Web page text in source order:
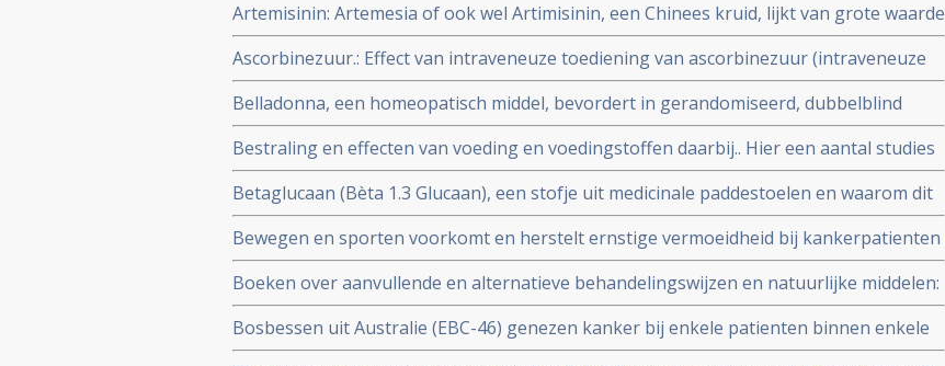
Artemisinin: Artemesia of ook wel Artimisinin, een Chinees kruid, lijkt van grote waarde
in een behandeling van kanker. Vooral bij hormoongevoelige kankersoorten.
Ascorbinezuur.: Effect van intraveneuze toediening van ascorbinezuur (intraveneuze
injecties met vitamine C) als aanvulling in kankerbehandeling lijkt veelbelovend
Belladonna, een homeopatisch middel, bevordert in gerandomiseerd, dubbelblind
onderzoek herstel van bijwerkingen van bestraling.
Bestraling en effecten van voeding en voedingstoffen daarbij.. Hier een aantal studies
en artikelen bij elkaar gezet over dit onderwerp.
Betaglucaan (Bèta 1.3 Glucaan), een stofje uit medicinale paddestoelen en waarom dit
natuurlijke middel zo bijzonder is in een behandeling van kanker. Lees hier naast
informatie wat Betaglucaan is ook enkele studies over en met Betaglucaan.
Bewegen en sporten voorkomt en herstelt ernstige vermoeidheid bij kankerpatienten
blijkt uit grote studies. Iedere kankerpatient zou een bewegingsprogramma moeten
worden voorgeschreven aldus de onderzoekers.
Boeken over aanvullende en alternatieve behandelingswijzen en natuurlijke middelen:
Bv. Het grootste en eerlijkste anti-hormonenboek: Femmes si vous saviez: Wat alle
vrouwen zouden moeten weten over vooral de rol van hormonen in relatie tot
baarmoederhals
Bosbessen uit Australie (EBC-46) genezen kanker bij enkele patienten binnen enkele
weken wanneer ingespoten direct in de tumor.